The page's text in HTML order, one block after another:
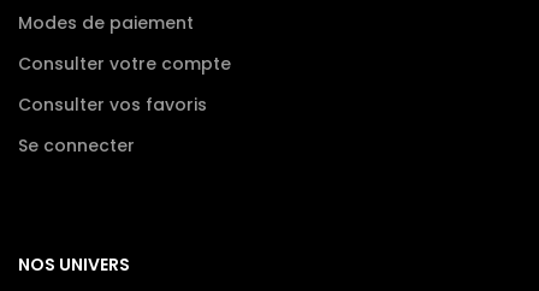
Modes de paiement
Consulter votre compte
Consulter vos favoris
Se connecter
NOS UNIVERS